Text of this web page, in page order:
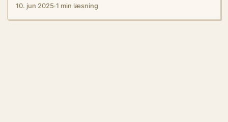
10. jun 2025·1 min læsning